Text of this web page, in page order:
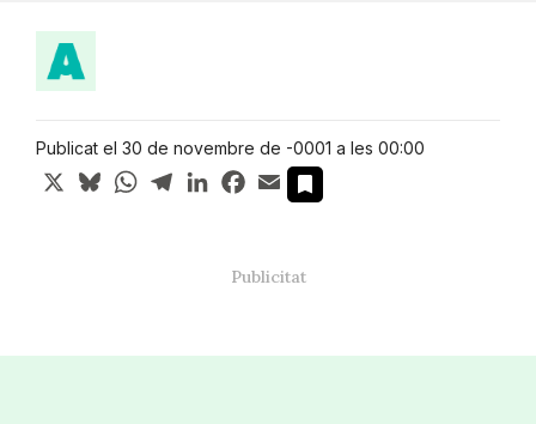
Publicat el 30 de novembre de -0001 a les 00:00
X BlueskyWhatsApp
TelegramLinkedInFacebook
Email